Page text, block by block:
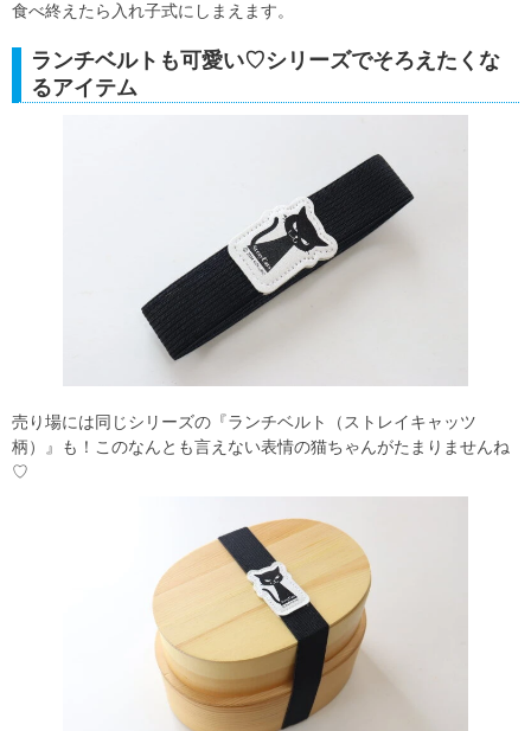
食べ終えたら入れ子式にしまえます。
ランチベルトも可愛い♡シリーズでそろえたくな
るアイテム
売り場には同じシリーズの『ランチベルト（ストレイキャッツ
柄）』も！このなんとも言えない表情の猫ちゃんがたまりませんね
♡